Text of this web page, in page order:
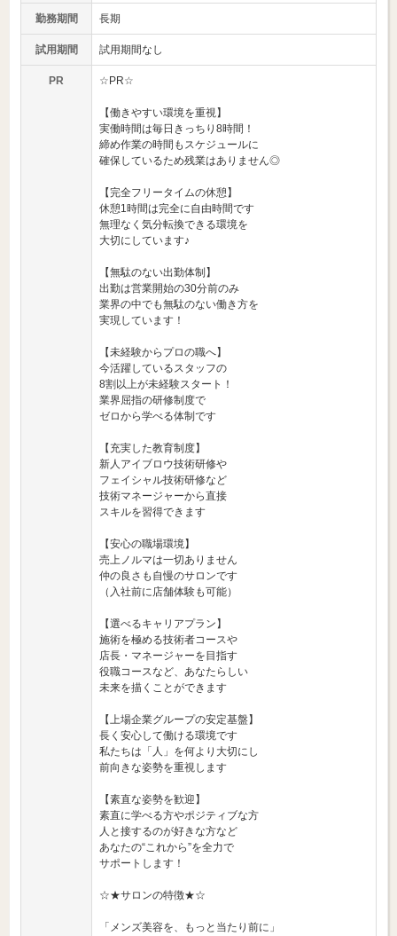
勤務期間 長期
試用期間 試用期間なし
PR ☆PR☆
【働きやすい環境を重視】
実働時間は毎日きっちり8時間！
締め作業の時間もスケジュールに
確保しているため残業はありません◎
【完全フリータイムの休憩】
休憩1時間は完全に自由時間です
無理なく気分転換できる環境を
大切にしています♪
【無駄のない出勤体制】
出勤は営業開始の30分前のみ
業界の中でも無駄のない働き方を
実現しています！
【未経験からプロの職へ】
今活躍しているスタッフの
8割以上が未経験スタート！
業界屈指の研修制度で
ゼロから学べる体制です
【充実した教育制度】
新人アイブロウ技術研修や
フェイシャル技術研修など
技術マネージャーから直接
スキルを習得できます
【安心の職場環境】
売上ノルマは一切ありません
仲の良さも自慢のサロンです
（入社前に店舗体験も可能）
【選べるキャリアプラン】
施術を極める技術者コースや
店長・マネージャーを目指す
役職コースなど、あなたらしい
未来を描くことができます
【上場企業グループの安定基盤】
長く安心して働ける環境です
私たちは「人」を何より大切にし
前向きな姿勢を重視します
【素直な姿勢を歓迎】
素直に学べる方やポジティブな方
人と接するのが好きな方など
あなたの“これから”を全力で
サポートします！
☆★サロンの特徴★☆
「メンズ美容を、もっと当たり前に」